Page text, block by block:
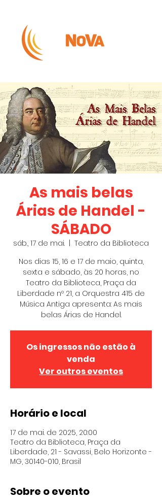
As mais belas
Árias de Handel -
SÁBADO
sáb., 17 de mai.
Teatro da Biblioteca
Nos dias 15, 16 e 17 de maio, quinta,
sexta e sábado, às 20 horas, no
Teatro da Biblioteca, Praça da
Liberdade nº 21, a Orquestra 415 de
Música Antiga apresenta: As mais
belas Árias de Handel.
Os ingressos não estão à
venda
Ver outros eventos
Horário e local
17 de mai. de 2025, 20:00
Teatro da Biblioteca, Praça da
Liberdade, 21 - Savassi, Belo Horizonte -
MG, 30140-010, Brasil
Sobre o evento